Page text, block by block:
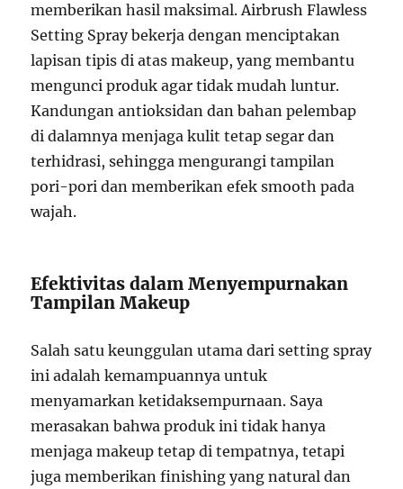
memberikan hasil maksimal. Airbrush Flawless
Setting Spray bekerja dengan menciptakan
lapisan tipis di atas makeup, yang membantu
mengunci produk agar tidak mudah luntur.
Kandungan antioksidan dan bahan pelembap
di dalamnya menjaga kulit tetap segar dan
terhidrasi, sehingga mengurangi tampilan
pori-pori dan memberikan efek smooth pada
wajah.
Efektivitas dalam Menyempurnakan
Tampilan Makeup
Salah satu keunggulan utama dari setting spray
ini adalah kemampuannya untuk
menyamarkan ketidaksempurnaan. Saya
merasakan bahwa produk ini tidak hanya
menjaga makeup tetap di tempatnya, tetapi
juga memberikan finishing yang natural dan